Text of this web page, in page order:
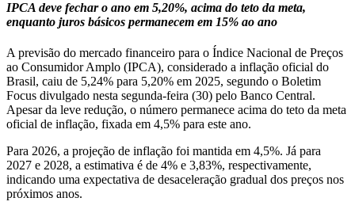
IPCA deve fechar o ano em 5,20%, acima do teto da meta,
enquanto juros básicos permanecem em 15% ao ano
A previsão do mercado financeiro para o Índice Nacional de Preços
ao Consumidor Amplo (IPCA), considerado a inflação oficial do
Brasil, caiu de 5,24% para 5,20% em 2025, segundo o Boletim
Focus divulgado nesta segunda-feira (30) pelo Banco Central.
Apesar da leve redução, o número permanece acima do teto da meta
oficial de inflação, fixada em 4,5% para este ano.
Para 2026, a projeção de inflação foi mantida em 4,5%. Já para
2027 e 2028, a estimativa é de 4% e 3,83%, respectivamente,
indicando uma expectativa de desaceleração gradual dos preços nos
próximos anos.